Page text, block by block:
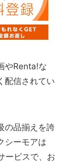
やRenta!な
配信されてい
の品揃えを誇
シーモアは
ービスで、お